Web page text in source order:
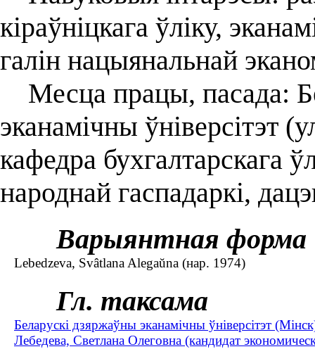
кіраўніцкага ўліку,
галін нацыянальнай
Месца працы, пасада:
эканамічны ўніверсітэт
кафедра бухгалтарскага
народнай гаспадаркі,
Варыянтная форма
Lebedzeva, Svâtlana Alegaŭna (нар. 1974)
Гл. таксама
Беларускі дзяржаўны эканамічны ўніверсітэт
Лебедева, Светлана Олеговна (кандидат